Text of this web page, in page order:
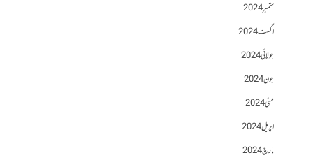
ستمبر 2024
اگست 2024
جولائی 2024
جون 2024
مئی 2024
اپریل 2024
مارچ 2024